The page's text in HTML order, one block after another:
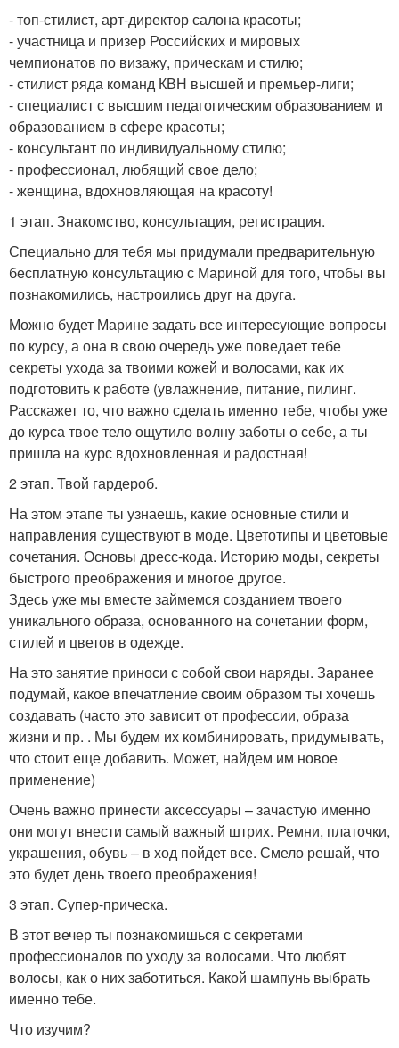
- топ-стилист, арт-директор салона красоты;
- участница и призер Российских и мировых
чемпионатов по визажу, прическам и стилю;
- стилист ряда команд КВН высшей и премьер-лиги;
- специалист с высшим педагогическим образованием и
образованием в сфере красоты;
- консультант по индивидуальному стилю;
- профессионал, любящий свое дело;
- женщина, вдохновляющая на красоту!
1 этап. Знакомство, консультация, регистрация.
Специально для тебя мы придумали предварительную
бесплатную консультацию с Мариной для того, чтобы вы
познакомились, настроились друг на друга.
Можно будет Марине задать все интересующие вопросы
по курсу, а она в свою очередь уже поведает тебе
секреты ухода за твоими кожей и волосами, как их
подготовить к работе (увлажнение, питание, пилинг.
Расскажет то, что важно сделать именно тебе, чтобы уже
до курса твое тело ощутило волну заботы о себе, а ты
пришла на курс вдохновленная и радостная!
2 этап. Твой гардероб.
На этом этапе ты узнаешь, какие основные стили и
направления существуют в моде. Цветотипы и цветовые
сочетания. Основы дресс-кода. Историю моды, секреты
быстрого преображения и многое другое.
Здесь уже мы вместе займемся созданием твоего
уникального образа, основанного на сочетании форм,
стилей и цветов в одежде.
На это занятие приноси с собой свои наряды. Заранее
подумай, какое впечатление своим образом ты хочешь
создавать (часто это зависит от профессии, образа
жизни и пр. . Мы будем их комбинировать, придумывать,
что стоит еще добавить. Может, найдем им новое
применение)
Очень важно принести аксессуары – зачастую именно
они могут внести самый важный штрих. Ремни, платочки,
украшения, обувь – в ход пойдет все. Смело решай, что
это будет день твоего преображения!
3 этап. Супер-прическа.
В этот вечер ты познакомишься с секретами
профессионалов по уходу за волосами. Что любят
волосы, как о них заботиться. Какой шампунь выбрать
именно тебе.
Что изучим?